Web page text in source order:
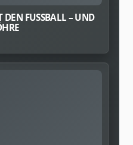
FUSSBALL – UND D